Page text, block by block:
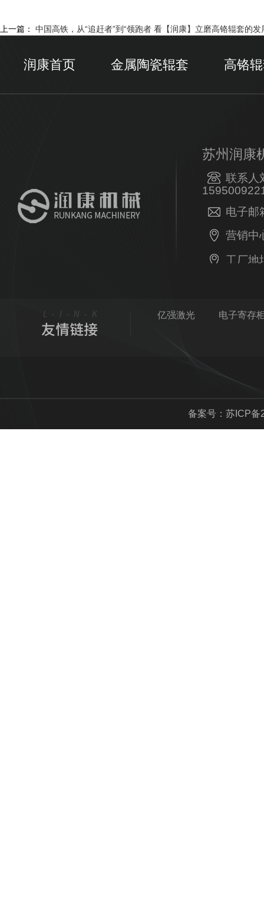
上一篇： 中国高铁，从“追赶者”到“领跑者 看【润康】立磨高铬辊套的发
润康首页 金属陶瓷辊套 高铬
苏州润康
联系人
电子邮
营销中
工厂地
亿强激光 电子寄存
备案号： 苏ICP备